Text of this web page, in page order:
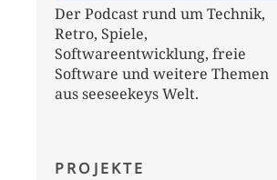
Der Podcast rund um Technik,
Retro, Spiele,
Softwareentwicklung, freie
Software und weitere Themen
aus seeseekeys Welt.
PROJEKTE